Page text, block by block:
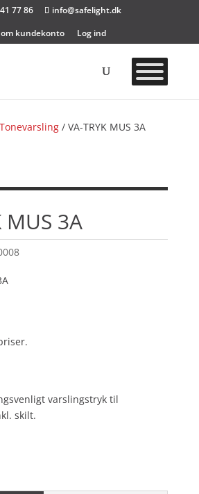
77 86
info@safelight.dk
kundekonto
Log ind
Tonevarsling/ VA-TRYK MUS 3A
MUS 3A
varslingstryk til
skilt.